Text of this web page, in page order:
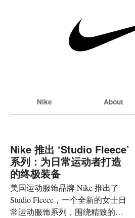
Nike About
Nike 推出 ‘Studio Fleece’
系列：为日常运动者打造
的终极装备
美国运动服饰品牌 Nike 推出了
Studio Fleece，一个全新的女士日
常运动服饰系列，围绕精致的廓